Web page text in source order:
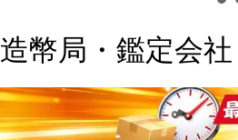
造幣局・鑑定会